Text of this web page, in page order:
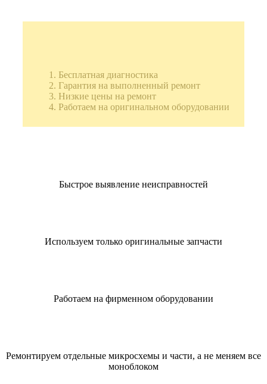
Бесплатная диагностика
Гарантия на выполненный ремонт
Низкие цены на ремонт
Работаем на оригинальном оборудовании
Быстрое выявление неисправностей
Используем только оригинальные запчасти
Работаем на фирменном оборудовании
Ремонтируем отдельные микросхемы и части, а не меняем все
моноблоком